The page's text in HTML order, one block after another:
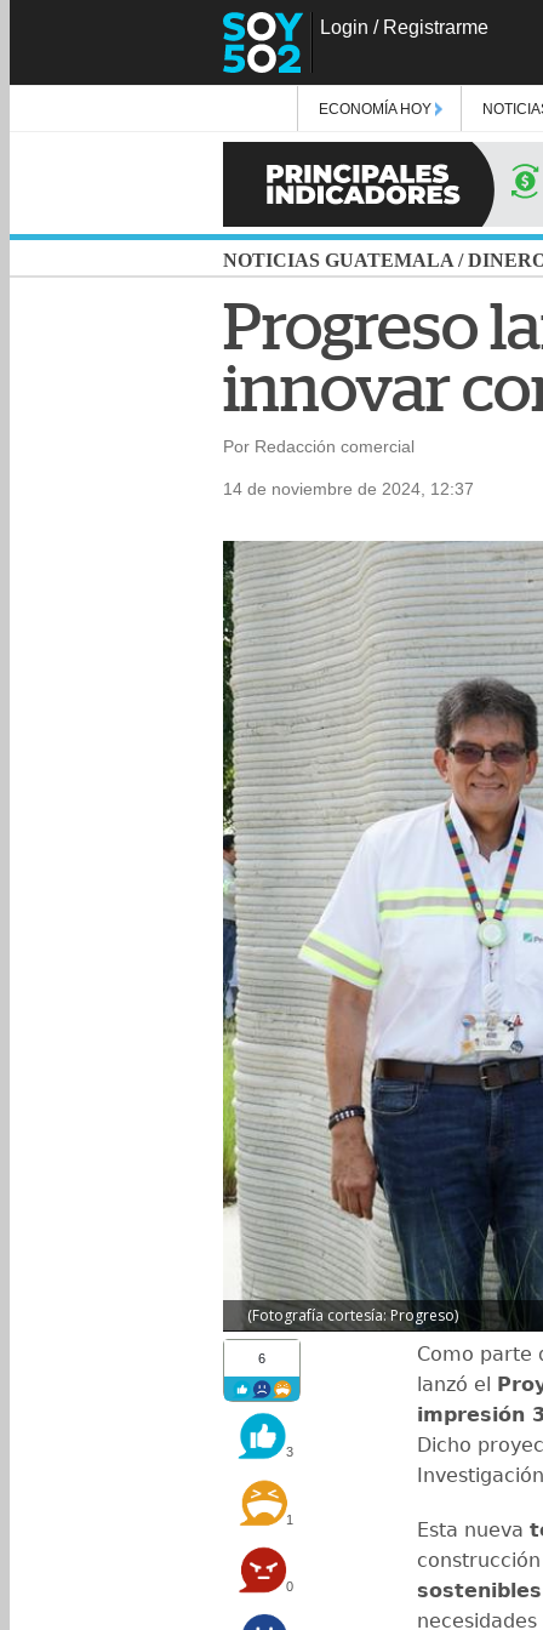
Login / Registrarme
ECONOMÍA HOY
NOTICIAS GUATEMALA /
Progreso
innovar
Por Redacción comercial
14 de noviembre de 2024, 12:37
(Fotografía cortesía: Progreso)
6
3
1
0
Como parte
lanzó el
impresión
Dicho
Esta nueva
sostenibles